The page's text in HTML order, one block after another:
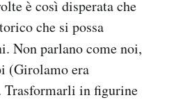
è così disperata che
che si possa
Non parlano come noi,
(Girolamo era
Trasformarli in figurine